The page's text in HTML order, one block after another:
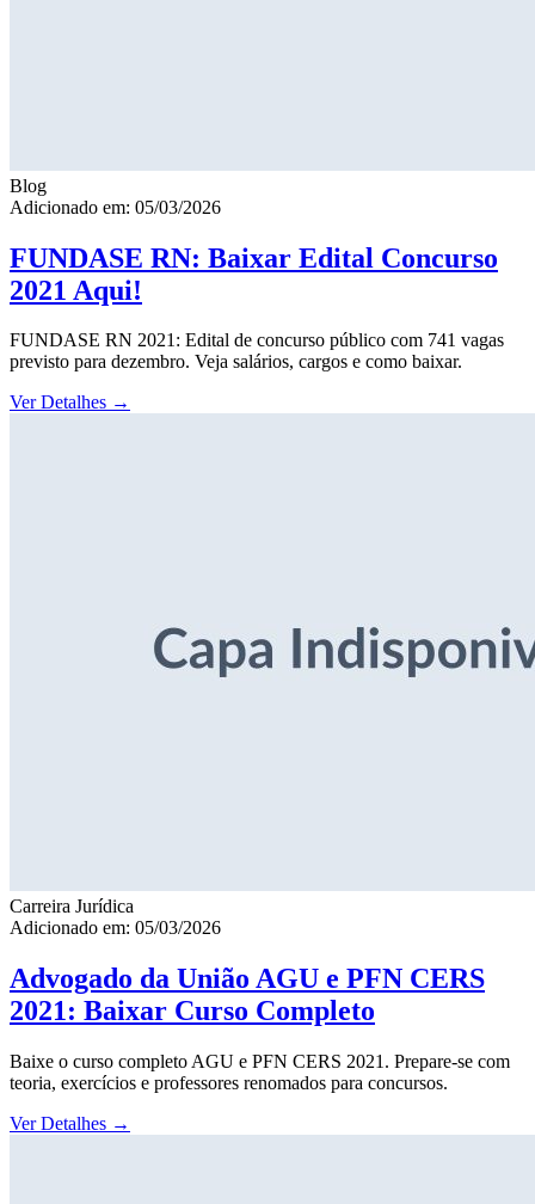
Blog
Adicionado em: 05/03/2026
FUNDASE RN: Baixar Edital Concurso
2021 Aqui!
FUNDASE RN 2021: Edital de concurso público com 741 vagas
previsto para dezembro. Veja salários, cargos e como baixar.
Ver Detalhes →
Carreira Jurídica
Adicionado em: 05/03/2026
Advogado da União AGU e PFN CERS
2021: Baixar Curso Completo
Baixe o curso completo AGU e PFN CERS 2021. Prepare-se com
teoria, exercícios e professores renomados para concursos.
Ver Detalhes →